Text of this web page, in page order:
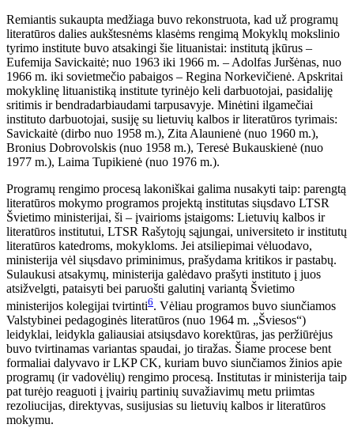
Remiantis sukaupta medžiaga buvo rekonstruota, kad už programų
literatūros dalies aukštesnėms klasėms rengimą Mokyklų mokslinio
tyrimo institute buvo atsakingi šie lituanistai: institutą įkūrus –
Eufemija Savickaitė; nuo 1963 iki 1966 m. – Adolfas Juršėnas, nuo
1966 m. iki sovietmečio pabaigos – Regina Norkevičienė. Apskritai
mokyklinę lituanistiką institute tyrinėjo keli darbuotojai, pasidaliję
sritimis ir bendradarbiaudami tarpusavyje. Minėtini ilgamečiai
instituto darbuotojai, susiję su lietuvių kalbos ir literatūros tyrimais:
Savickaitė (dirbo nuo 1958 m.), Zita Alaunienė (nuo 1960 m.),
Bronius Dobrovolskis (nuo 1958 m.), Teresė Bukauskienė (nuo
1977 m.), Laima Tupikienė (nuo 1976 m.).
Programų rengimo procesą lakoniškai galima nusakyti taip: parengtą
literatūros mokymo programos projektą institutas siųsdavo LTSR
Švietimo ministerijai, ši – įvairioms įstaigoms: Lietuvių kalbos ir
literatūros institutui, LTSR Rašytojų sąjungai, universiteto ir institutų
literatūros katedroms, mokykloms. Jei atsiliepimai vėluodavo,
ministerija vėl siųsdavo priminimus, prašydama kritikos ir pastabų.
Sulaukusi atsakymų, ministerija galėdavo prašyti instituto į juos
atsižvelgti, pataisyti bei paruošti galutinį variantą Švietimo
ministerijos kolegijai tvirtinti6. Vėliau programos buvo siunčiamos
Valstybinei pedagoginės literatūros (nuo 1964 m. „Šviesos“)
leidyklai, leidykla galiausiai atsiųsdavo korektūras, jas peržiūrėjus
buvo tvirtinamas variantas spaudai, jo tiražas. Šiame procese bent
formaliai dalyvavo ir LKP CK, kuriam buvo siunčiamos žinios apie
programų (ir vadovėlių) rengimo procesą. Institutas ir ministerija taip
pat turėjo reaguoti į įvairių partinių suvažiavimų metu priimtas
rezoliucijas, direktyvas, susijusias su lietuvių kalbos ir literatūros
mokymu.